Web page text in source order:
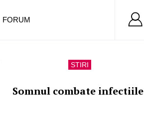
STIRI
Somnul combate infectiile
FORUM